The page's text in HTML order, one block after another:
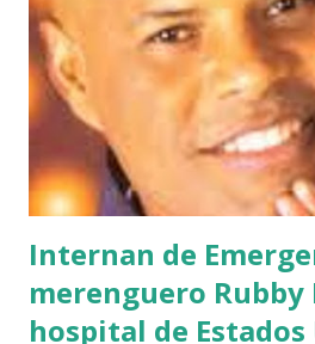
Ventura fue muy popular en las
República Dominicana. Innovó con
ritmo acompañado de su grupo El
sonido diferente para la época,
aceptación de una gran fanaticada
Su “combo-show” este nombre
combo como una c...
Internan de
merenguero Rubby
hospital de Estados